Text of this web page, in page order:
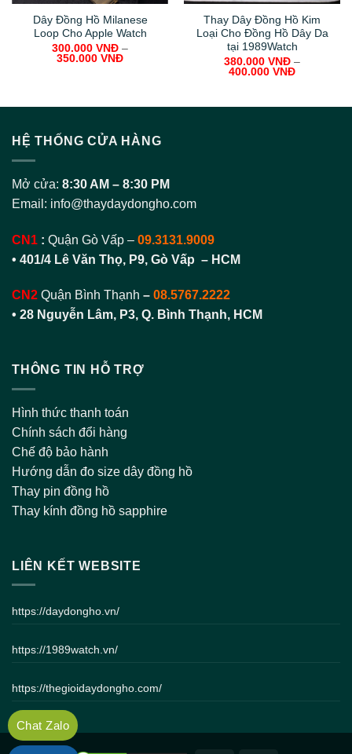
Dây Đồng Hồ Milanese
Loop Cho Apple Watch
300.000 VNĐ –
350.000 VNĐ
Thay Dây Đồng Hồ Kim
Loại Cho Đồng Hồ Dây Da
tại 1989Watch
380.000 VNĐ –
400.000 VNĐ
HỆ THỐNG CỬA HÀNG
Mở cửa: 8:30 AM – 8:30 PM
Email: info@thaydaydongho.com
CN1 : Quận Gò Vấp – 09.3131.9009
• 401/4 Lê Văn Thọ, P9, Gò Vấp – HCM
CN2 Quận Bình Thạnh – 08.5767.2222
• 28 Nguyễn Lâm, P3, Q. Bình Thạnh, HCM
THÔNG TIN HỖ TRỢ
Hình thức thanh toán
Chính sách đổi hàng
Chế độ bảo hành
Hướng dẫn đo size dây đồng hồ
Thay pin đồng hồ
Thay kính đồng hồ sapphire
LIÊN KẾT WEBSITE
https://daydongho.vn/
https://1989watch.vn/
https://thegioidaydongho.com/
Chat Zalo